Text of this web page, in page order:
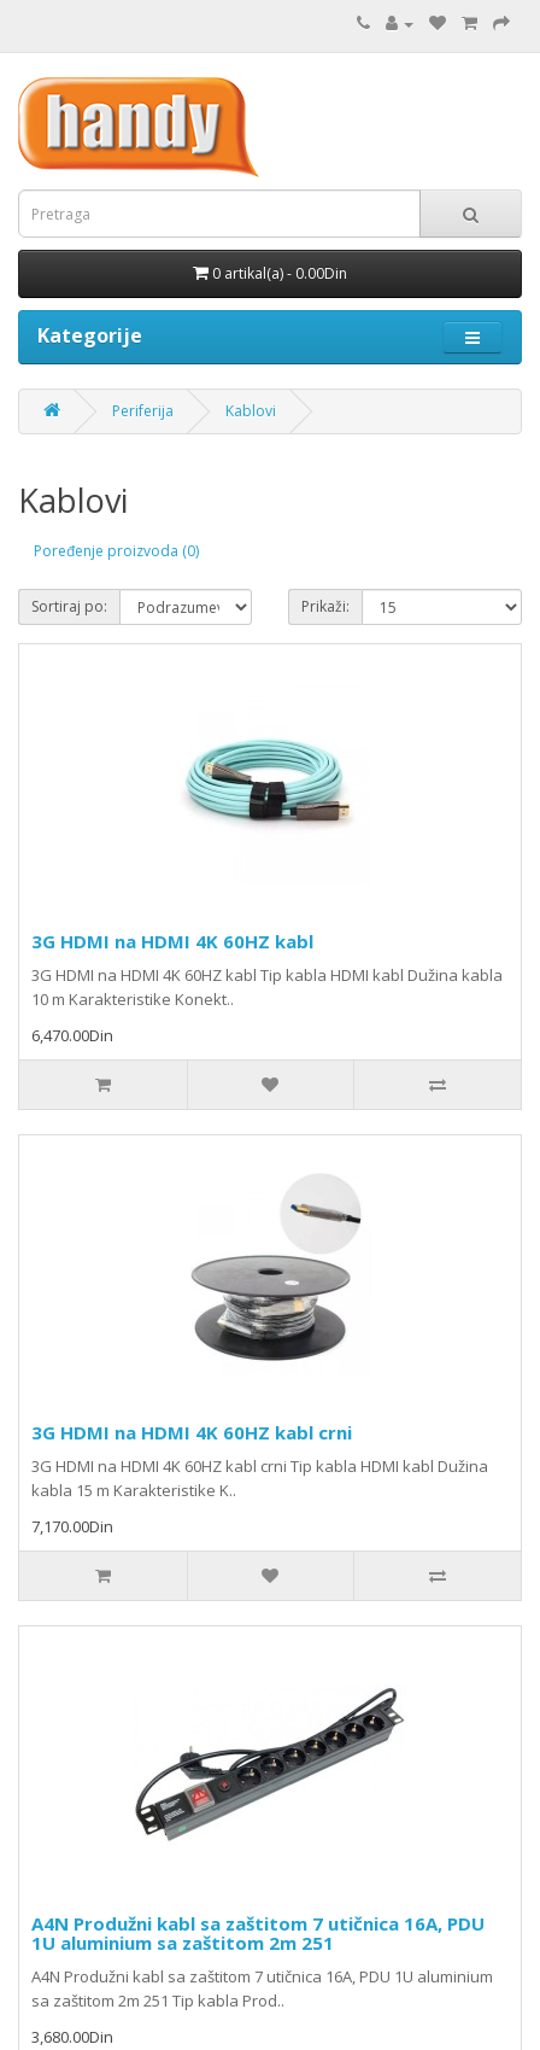
0 artikal(a) - 0.00Din
Kategorije
Periferija Kablovi
Kablovi
Poređenje proizvoda (0)
Sortiraj po: Prikaži:
3G HDMI na HDMI 4K 60HZ kabl
3G HDMI na HDMI 4K 60HZ kabl Tip kabla HDMI kabl Dužina kabla
10 m Karakteristike Konekt..
6,470.00Din
3G HDMI na HDMI 4K 60HZ kabl crni
3G HDMI na HDMI 4K 60HZ kabl crni Tip kabla HDMI kabl Dužina
kabla 15 m Karakteristike K..
7,170.00Din
A4N Produžni kabl sa zaštitom 7 utičnica 16A, PDU
1U aluminium sa zaštitom 2m 251
A4N Produžni kabl sa zaštitom 7 utičnica 16A, PDU 1U aluminium
sa zaštitom 2m 251 Tip kabla Prod..
3,680.00Din